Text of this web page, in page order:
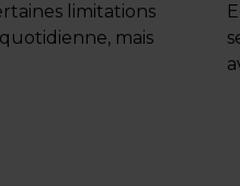
limitations
mais